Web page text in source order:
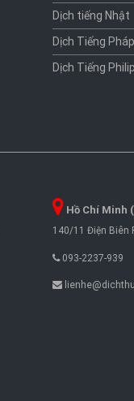
Dịch tiếng Nhật
Dịch Tiếng Pháp
Dịch Tiếng
Hồ Chí Minh
140/11 Điện Biên
093-2237-939